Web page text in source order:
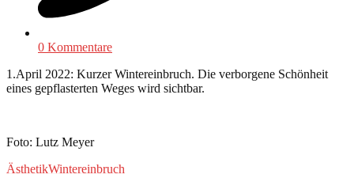
0 Kommentare
1.April 2022: Kurzer Wintereinbruch. Die verborgene Schönheit
eines gepflasterten Weges wird sichtbar.
Foto: Lutz Meyer
ÄsthetikWintereinbruch